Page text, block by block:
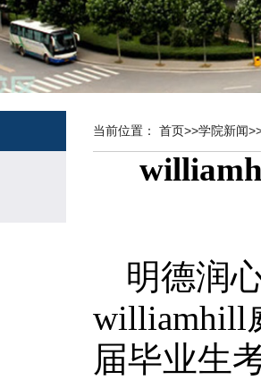
当前位置： 首页>>学院新闻
明德润
williamhill
届毕业生